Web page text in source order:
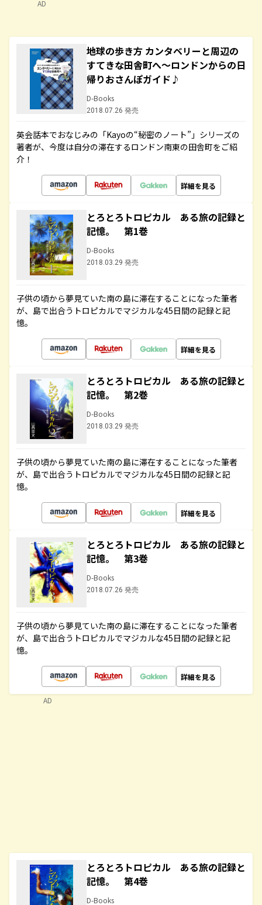
AD
地球の歩き方 カンタベリーと周辺の
すてきな田舎町へ～ロンドンからの日
帰りおさんぽガイド♪
D-Books
2018.07.26 発売
英会話本でおなじみの「Kayoの“秘密のノート”」シリーズの
著者が、今度は自分の滞在するロンドン南東の田舎町をご紹
介！
詳細を見る
とろとろトロピカル ある旅の記録と
記憶。 第1巻
D-Books
2018.03.29 発売
子供の頃から夢見ていた南の島に滞在することになった筆者
が、島で出合うトロピカルでマジカルな45日間の記録と記
憶。
詳細を見る
とろとろトロピカル ある旅の記録と
記憶。 第2巻
D-Books
2018.03.29 発売
子供の頃から夢見ていた南の島に滞在することになった筆者
が、島で出合うトロピカルでマジカルな45日間の記録と記
憶。
詳細を見る
とろとろトロピカル ある旅の記録と
記憶。 第3巻
D-Books
2018.07.26 発売
子供の頃から夢見ていた南の島に滞在することになった筆者
が、島で出合うトロピカルでマジカルな45日間の記録と記
憶。
詳細を見る
とろとろトロピカル ある旅の記録と
記憶。 第4巻
D-Books
AD